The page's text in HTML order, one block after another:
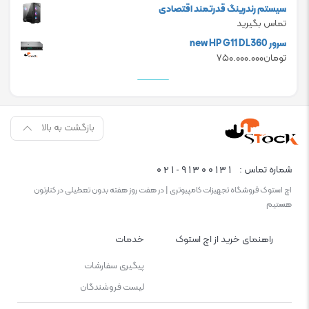
سیستم رندرینگ قدرتمند اقتصادی
تماس بگیرید
سرور new HP G11 DL360
تومان۷۵۰.۰۰۰.۰۰۰
بازگشت به بالا
شماره تماس : 021-91300131
اچ استوک فروشگاه تجهیزات کامپیوتری | در هفت روز هفته بدون تعطیلی در کنارتون
هستیم
راهنمای خرید از اچ استوک خدمات
پیگیری سفارشات
لیست فروشندگان